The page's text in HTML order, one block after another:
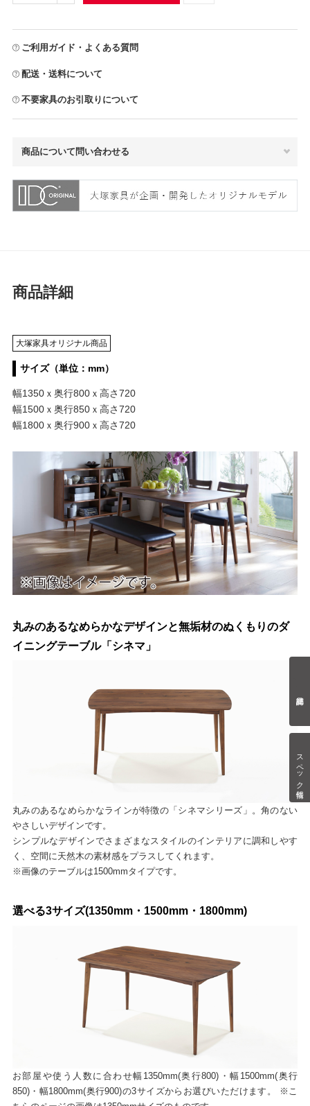
スペック情報
ご利用ガイド・よくある質問
配送・送料について
不要家具のお引取りについて
商品について問い合わせる
商品詳細
大塚家具オリジナル商品
サイズ（単位：mm）
幅1350ｘ奥行800ｘ高さ720
幅1500ｘ奥行850ｘ高さ720
幅1800ｘ奥行900ｘ高さ720
丸みのあるなめらかなデザインと無垢材のぬくもりのダ
イニングテーブル「シネマ」
丸みのあるなめらかなラインが特徴の「シネマシリーズ」。角のない
やさしいデザインです。
シンプルなデザインでさまざまなスタイルのインテリアに調和しやす
く、空間に天然木の素材感をプラスしてくれます。
※画像のテーブルは1500mmタイプです。
選べる3サイズ(1350mm・1500mm・1800mm)
お部屋や使う人数に合わせ幅1350mm(奥行800)・幅1500mm(奥行
850)・幅1800mm(奥行900)の3サイズからお選びいただけます。 ※こ